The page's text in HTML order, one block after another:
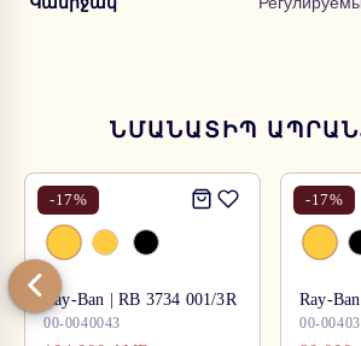
ՆՄԱՆԱՏԻՊ
-17%
Ray-Ban | RB 3734 001/3R
00-0040043
-17%
Ray-
00-